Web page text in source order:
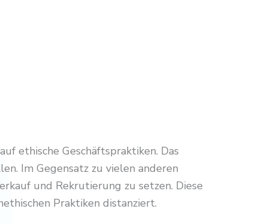
ethische Geschäftspraktiken. Das
Im Gegensatz zu vielen anderen
und Rekrutierung zu setzen. Diese
Praktiken distanziert.